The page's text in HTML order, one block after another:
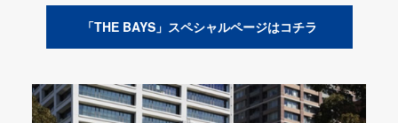
「THE BAYS」スペシャルページはコチラ